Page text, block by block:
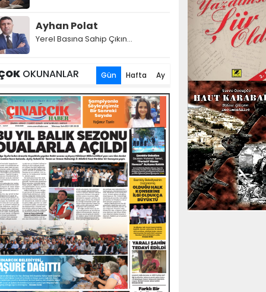
Ayhan Polat
Yerel Basına Sahip Çıkın...
OKUNANLAR Gün Hafta Ay